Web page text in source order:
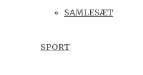
SAMLESÆT
SPORT